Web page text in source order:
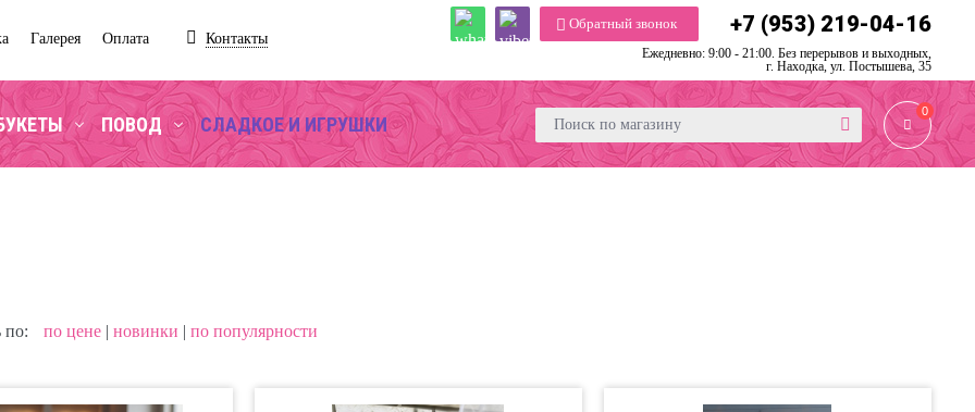
Галерея Оплата Контакты
Обратный звонок +7 (953) 219-04-16
Ежедневно: 9:00 - 21:00. Без перерывов и выходных,
г. Находка, ул. Постышева, 35
0
ПОВОД СЛАДКОЕ И ИГРУШКИ
по: по цене | новинки | по популярности